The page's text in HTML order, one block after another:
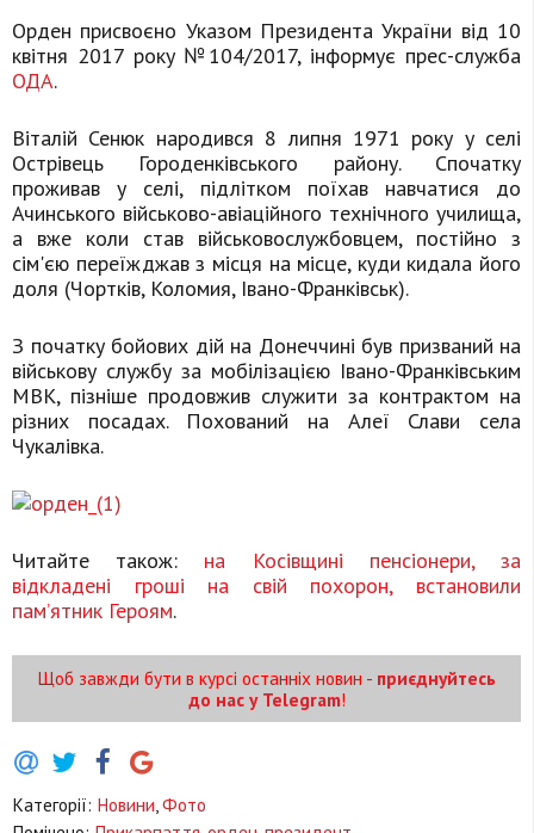
Орден присвоєно Указом Президента України від 10
квітня 2017 року №104/2017, інформує прес-служба
ОДА.
Віталій Сенюк народився 8 липня 1971 року у селі
Острівець Городенківського району. Спочатку
проживав у селі, підлітком поїхав навчатися до
Ачинського військово-авіаційного технічного училища,
а вже коли став військовослужбовцем, постійно з
сім'єю переїжджав з місця на місце, куди кидала його
доля (Чортків, Коломия, Івано-Франківськ).
З початку бойових дій на Донеччині був призваний на
військову службу за мобілізацією Івано-Франківським
МВК, пізніше продовжив служити за контрактом на
різних посадах. Похований на Алеї Слави села
Чукалівка.
Читайте також: на Косівщині пенсіонери, за
відкладені гроші на свій похорон, встановили
пам’ятник Героям.
Щоб завжди бути в курсі останніх новин - приєднуйтесь
до нас у Telegram!
Категорії: Новини Фото